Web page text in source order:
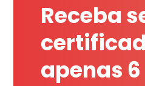
Receba
apenas